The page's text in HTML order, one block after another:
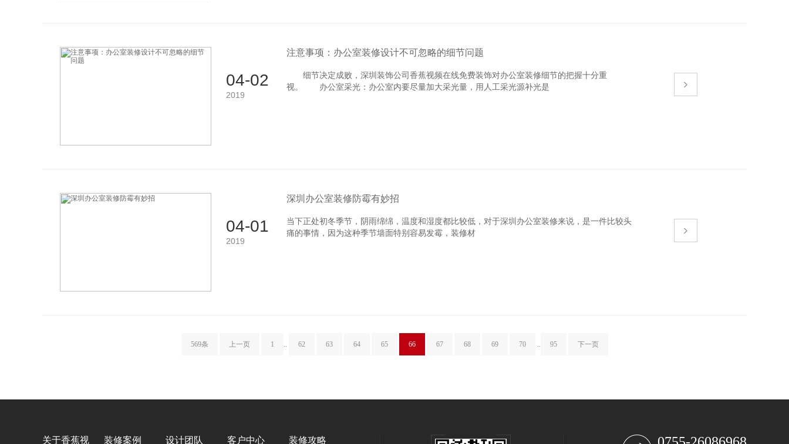
04-02
2019
注意事项：办公室装修设计不可忽略的细节问题
细节决定成败，深圳装饰公司香蕉视频在线免费装饰对办公室装修细节的把握十分重
视。 办公室采光：办公室内要尽量加大采光量，用人工采光源补光是
04-01
2019
深圳办公室装修防霉有妙招
当下正处初冬季节，阴雨绵绵，温度和湿度都比较低，对于深圳办公室装修来说，是一件比较头
痛的事情，因为这种季节墙面特别容易发霉，装修材
569条 上一页 1 .. 62 63 64 65 66 67 68 69 70 .. 95 下一页
关于香蕉视 装修案例 设计团队 客户中心 装修攻略